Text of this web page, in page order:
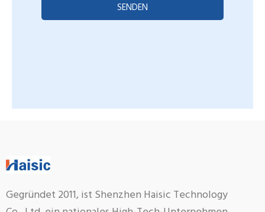
SENDEN
Gegründet 2011, ist Shenzhen Haisic Technology